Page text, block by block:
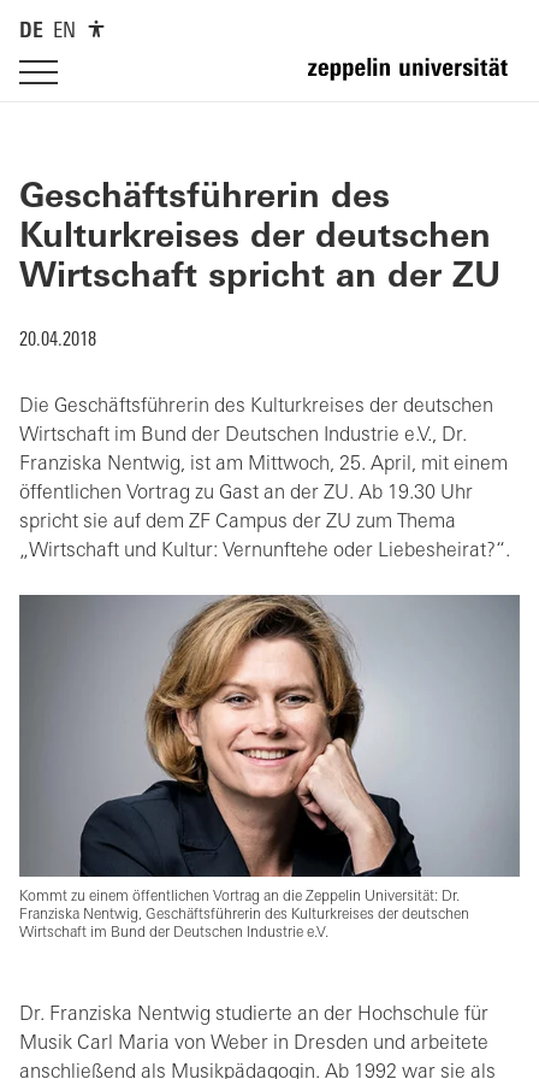
DE EN
Geschäftsführerin des
Kulturkreises der deutschen
Wirtschaft spricht an der ZU
20.04.2018
Die Geschäftsführerin des Kulturkreises der deutschen
Wirtschaft im Bund der Deutschen Industrie e.V., Dr.
Franziska Nentwig, ist am Mittwoch, 25. April, mit einem
öffentlichen Vortrag zu Gast an der ZU. Ab 19.30 Uhr
spricht sie auf dem ZF Campus der ZU zum Thema
„Wirtschaft und Kultur: Vernunftehe oder Liebesheirat?“.
Kommt zu einem öffentlichen Vortrag an die Zeppelin Universität: Dr.
Franziska Nentwig, Geschäftsführerin des Kulturkreises der deutschen
Wirtschaft im Bund der Deutschen Industrie e.V.
Dr. Franziska Nentwig studierte an der Hochschule für
Musik Carl Maria von Weber in Dresden und arbeitete
anschließend als Musikpädagogin. Ab 1992 war sie als